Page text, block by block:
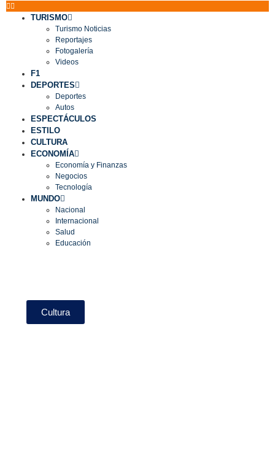
TURISMO
Turismo Noticias
Reportajes
Fotogalería
Videos
F1
DEPORTES
Deportes
Autos
ESPECTÁCULOS
ESTILO
CULTURA
ECONOMÍA
Economía y Finanzas
Negocios
Tecnología
MUNDO
Nacional
Internacional
Salud
Educación
Cultura